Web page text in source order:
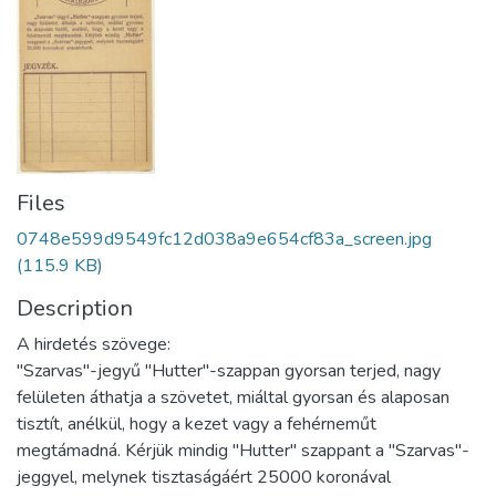
Files
0748e599d9549fc12d038a9e654cf83a_screen.jpg
(115.9 KB)
Description
A hirdetés szövege:
"Szarvas"-jegyű "Hutter"-szappan gyorsan terjed, nagy
felületen áthatja a szövetet, miáltal gyorsan és alaposan
tisztít, anélkül, hogy a kezet vagy a fehérneműt
megtámadná. Kérjük mindig "Hutter" szappant a "Szarvas"-
jeggyel, melynek tisztaságáért 25000 koronával